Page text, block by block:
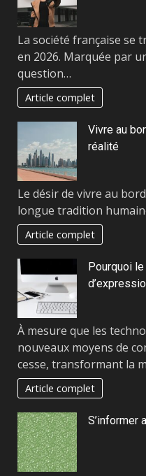
La société française se
en 2026. Marquée par
question…
Article complet
Vivre au
réalité
Le désir de vivre au
longue tradition
Article complet
Pourquoi
À mesure que les
nouveaux moyens de
cesse, transformant la
Article complet
S’informer